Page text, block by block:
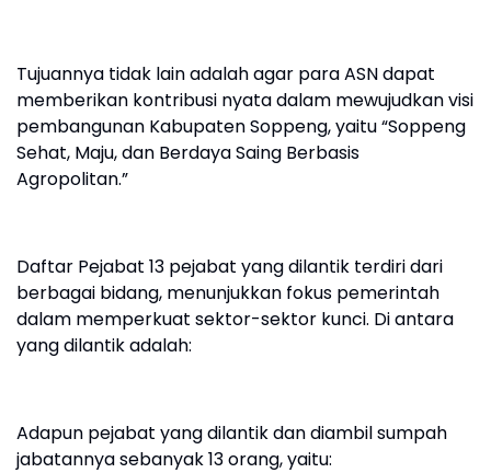
Tujuannya tidak lain adalah agar para ASN dapat
memberikan kontribusi nyata dalam mewujudkan visi
pembangunan Kabupaten Soppeng, yaitu “Soppeng
Sehat, Maju, dan Berdaya Saing Berbasis
Agropolitan.”
Daftar Pejabat 13 pejabat yang dilantik terdiri dari
berbagai bidang, menunjukkan fokus pemerintah
dalam memperkuat sektor-sektor kunci. Di antara
yang dilantik adalah:
Adapun pejabat yang dilantik dan diambil sumpah
jabatannya sebanyak 13 orang, yaitu: